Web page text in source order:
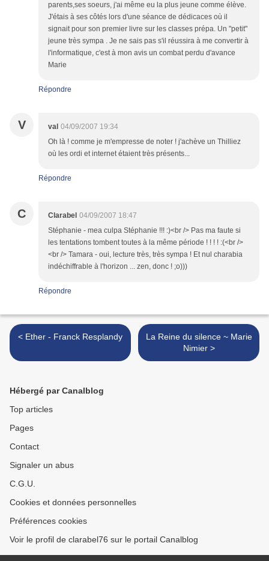
parents,ses soeurs, j'ai même eu la plus jeune comme élève.
J'étais à ses côtés lors d'une séance de dédicaces où il
signait pour son premier livre sur les classes prépa. Un "petit"
jeune très sympa . Je ne sais pas s'il réussira à me convertir à
l'informatique, c'est à mon avis un combat perdu d'avance
Marie
Répondre
V val 04/09/2007 19:34
Oh là ! comme je m'empresse de noter ! j'achève un Thilliez
où les ordi et internet étaient très présents...
Répondre
C Clarabel 04/09/2007 18:47
Stéphanie - mea culpa Stéphanie !!! :)<br /> Pas ma faute si
les tentations tombent toutes à la même période ! ! ! ! :(<br />
<br /> Tamara - oui, lecture très, très sympa ! Et nul charabia
indéchiffrable à l'horizon ... zen, donc ! ;o)))
Répondre
< Ether - Franck Resplandy
La Reine du silence ~ Marie
Nimier >
Hébergé par Canalblog
Top articles
Pages
Contact
Signaler un abus
C.G.U.
Cookies et données personnelles
Préférences cookies
Voir le profil de clarabel76 sur le portail Canalblog